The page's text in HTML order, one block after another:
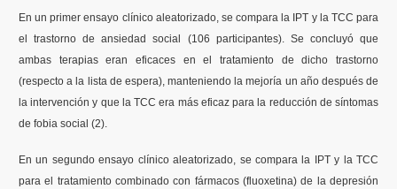
En un primer ensayo clínico aleatorizado, se compara la IPT y la TCC para
el trastorno de ansiedad social (106 participantes). Se concluyó que
ambas terapias eran eficaces en el tratamiento de dicho trastorno
(respecto a la lista de espera), manteniendo la mejoría un año después de
la intervención y que la TCC era más eficaz para la reducción de síntomas
de fobia social (2).
En un segundo ensayo clínico aleatorizado, se compara la IPT y la TCC
para el tratamiento combinado con fármacos (fluoxetina) de la depresión